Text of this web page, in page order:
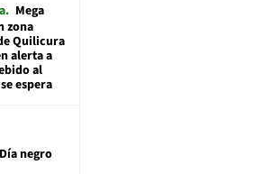
Mega
zona
Quilicura
alerta a
al
espera
negro